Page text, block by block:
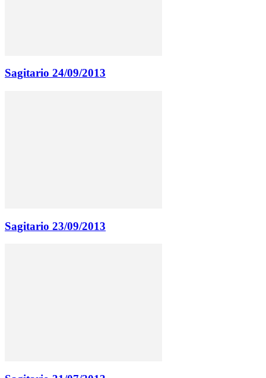
Sagitario 24/09/2013
Sagitario 23/09/2013